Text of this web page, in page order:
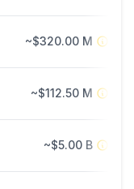
~$320.00 M
~$112.50 M
~$5.00 B